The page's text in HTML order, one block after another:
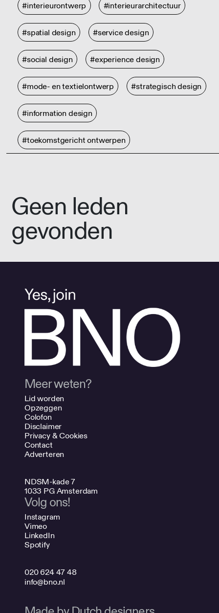
#interieurontwerp #interieurarchitectuur
#spatial design #service design
#social design #experience design
#mode- en textielontwerp #strategisch design
#information design
#toekomstgericht ontwerpen
Geen leden
gevonden
Meer weten?
Lid worden
Opzeggen
Colofon
Disclaimer
Privacy & Cookies
Contact
Adverteren
NDSM-kade 7
1033 PG Amsterdam
Volg ons!
Instagram
Vimeo
LinkedIn
Spotify
020 624 47 48
info@bno.nl